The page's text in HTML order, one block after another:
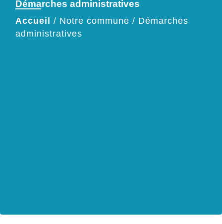
Démarches administratives
Accueil / Notre commune / Démarches
administratives